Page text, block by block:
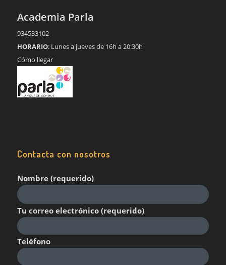
Academia Parla
934533102
HORARIO: Lunes a jueves de 16h a 20:30h
Cómo llegar
Contacta con nosotros
Nombre (requerido)
Tu correo electrónico (requerido)
Teléfono